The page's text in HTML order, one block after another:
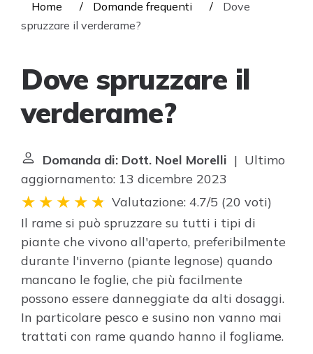
Home Domande frequenti
Dove
spruzzare il verderame?
Dove spruzzare il
verderame?
Domanda di: Dott. Noel Morelli | Ultimo
aggiornamento: 13 dicembre 2023
Valutazione: 4.7/5 (20 voti)
Il rame si può spruzzare su tutti i tipi di
piante che vivono all'aperto, preferibilmente
durante l'inverno (piante legnose) quando
mancano le foglie, che più facilmente
possono essere danneggiate da alti dosaggi.
In particolare pesco e susino non vanno mai
trattati con rame quando hanno il fogliame.